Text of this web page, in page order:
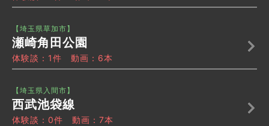
【埼玉県草加市】
瀬崎角田公園
体験談：1件 動画：6本
【埼玉県入間市】
西武池袋線
体験談：0件 動画：7本